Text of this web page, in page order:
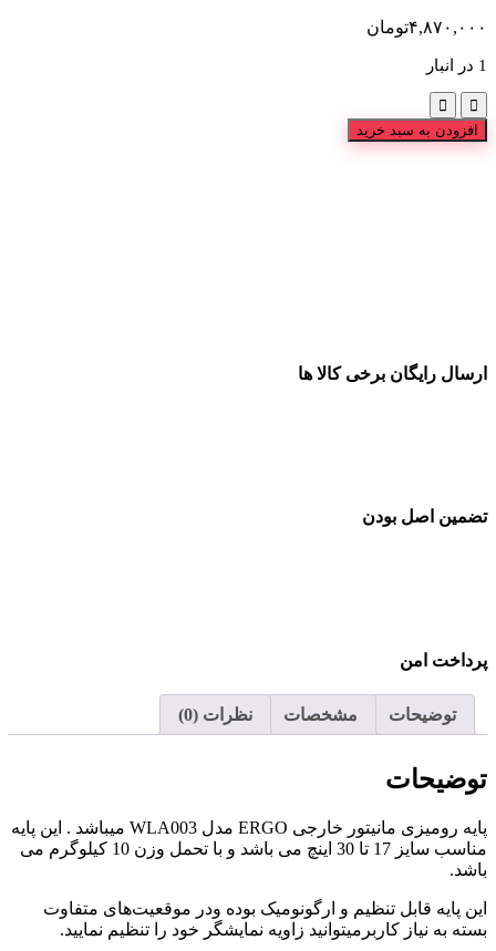
۴,۸۷۰,۰۰۰تومان
1 در انبار
افزودن به سبد خرید
ارسال رایگان برخی کالا ها
تضمین اصل بودن
پرداخت امن
توضیحات مشخصات نظرات (0)
توضیحات
پایه رومیزی مانیتور خارجی ERGO مدل WLA003 میباشد . این پایه
مناسب سایز 17 تا 30 اینچ می باشد و با تحمل وزن 10 کیلوگرم می
باشد.
این پایه قابل تنظیم و ارگونومیک بوده ودر موقعیت‌های متفاوت
بسته به نیاز کاربرمیتوانید زاویه نمایشگر خود را تنظیم نمایید.